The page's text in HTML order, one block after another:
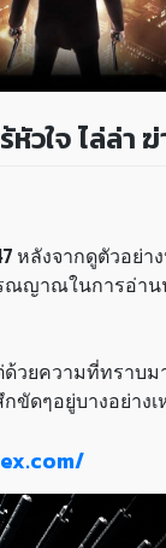
วใจ ไล่ล่า
หลังจากดูตัวอย่า
ณญาณในการอ่าน
วยความที่ทราบม
กขัดๆอยู่บางอย่าง